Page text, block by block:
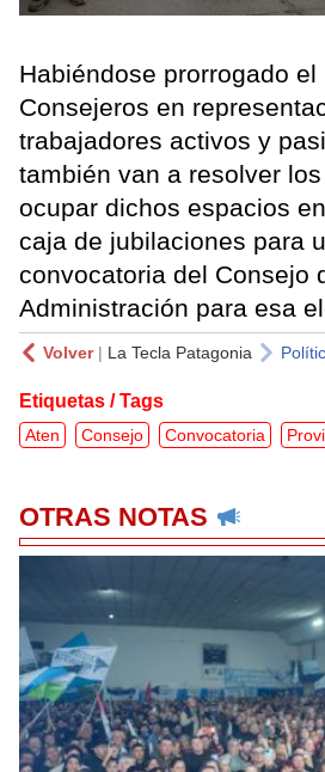
Habiéndose prorrogado
Consejeros en
trabajadores activos y
también van a resolver
ocupar dichos espacios
caja de jubilaciones para
convocatoria del Consejo
Administración para esa
Volver| La Tecla Patagonia
Etiquetas / Tags
Aten Consejo Convocatoria
OTRAS NOTAS